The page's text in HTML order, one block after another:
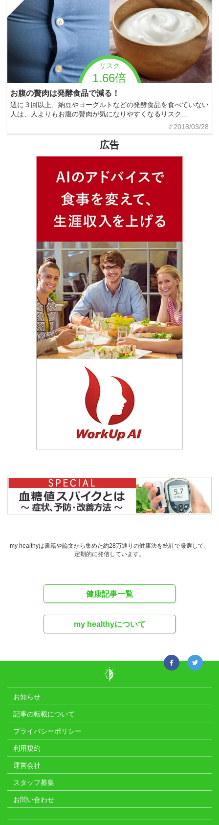
リスク
1.66倍
お腹の贅肉は発酵食品で減る！
週に３回以上、納豆やヨーグルトなどの発酵食品を食べていない
人は、人よりもお腹の贅肉が気になりやすくなるリスク...
2018/03/28
広告
my healthyは書籍や論文から集めた約28万通りの健康法を統計で厳選して、
定期的に発信しています。
健康記事一覧
my healthyについて
お知らせ
記事の転載について
プライバシーポリシー
利用規約
運営会社
スタッフ募集
お問い合わせ